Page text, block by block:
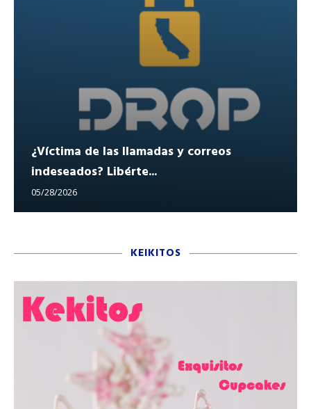
¿Víctima de las llamadas y correos
indeseados? Libérte...
05/28/2026
KEIKITOS